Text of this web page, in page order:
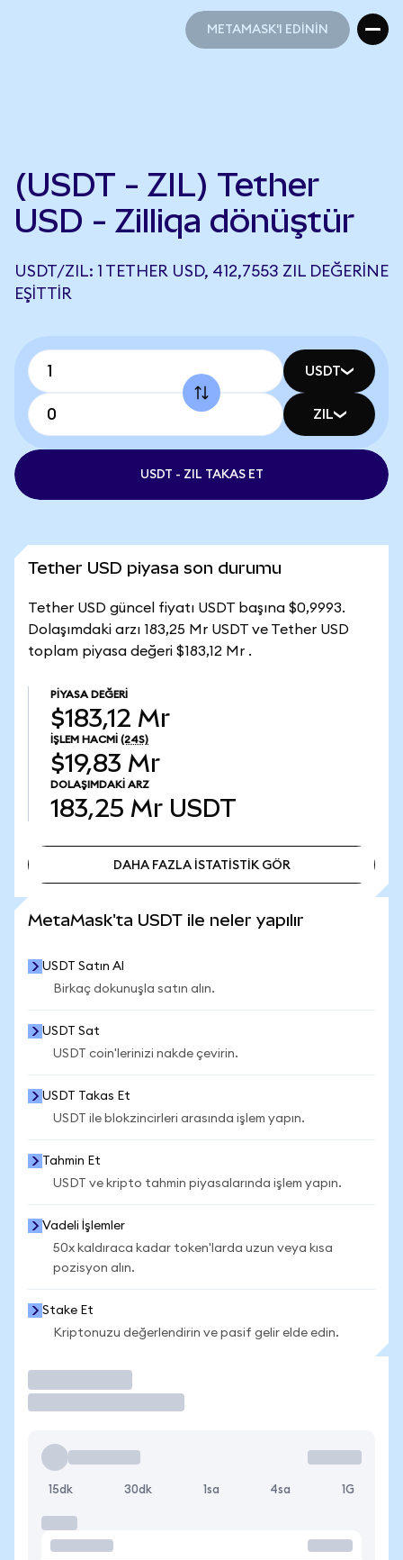
METAMASK'I EDİNİN
(USDT - ZIL) Tether
USD - Zilliqa dönüştür
USDT/ZIL: 1 TETHER USD, 412,7553 ZIL DEĞERINE
EŞITTIR
USDT
ZIL
USDT - ZIL TAKAS ET
Tether USD piyasa son durumu
Tether USD güncel fiyatı USDT başına $0,9993.
Dolaşımdaki arzı 183,25 Mr USDT ve Tether USD
toplam piyasa değeri $183,12 Mr .
PIYASA DEĞERI
$183,12 Mr
İŞLEM HACMI (24S)
$19,83 Mr
DOLAŞIMDAKI ARZ
183,25 Mr USDT
DAHA FAZLA İSTATİSTİK GÖR
MetaMask'ta USDT ile neler yapılır
USDT Satın Al
Birkaç dokunuşla satın alın.
USDT Sat
USDT coin'lerinizi nakde çevirin.
USDT Takas Et
USDT ile blokzincirleri arasında işlem yapın.
Tahmin Et
USDT ve kripto tahmin piyasalarında işlem yapın.
Vadeli İşlemler
50x kaldıraca kadar token'larda uzun veya kısa
pozisyon alın.
Stake Et
Kriptonuzu değerlendirin ve pasif gelir elde edin.
15dk 30dk 1sa 4sa 1G